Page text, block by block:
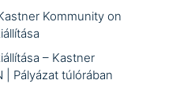
Kommunity on
– Kastner
| Pályázat túlórában